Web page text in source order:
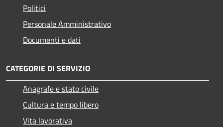
Politici
Personale Amministrativo
Documenti e dati
CATEGORIE DI SERVIZIO
Anagrafe e stato civile
Cultura e tempo libero
Vita lavorativa